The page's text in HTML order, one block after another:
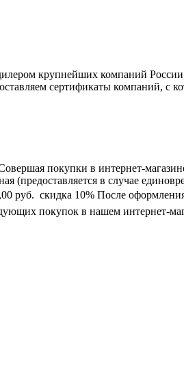
крупнейших компаний
сертификаты компаний, с
покупки в интернет-
(предоставляется в случае
руб.  скидка 10% После
покупок в нашем интернет-